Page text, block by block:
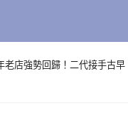
老店強勢回歸！二代接手古早